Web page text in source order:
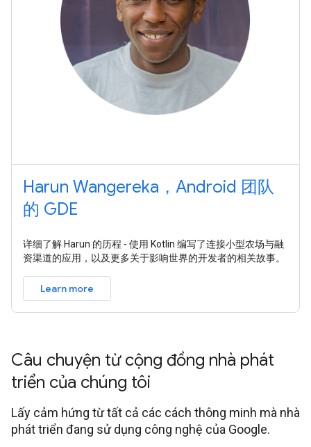
Harun Wangereka，Android 团队
的 GDE
详细了解 Harun 的历程 - 使用 Kotlin 编写了连接小型农场与融
资渠道的应用，以及更多关于影响世界的开发者的相关故事。
Learn more
Câu chuyện từ cộng đồng nhà phát
triển của chúng tôi
Lấy cảm hứng từ tất cả các cách thông minh mà nhà
phát triển đang sử dụng công nghệ của Google.